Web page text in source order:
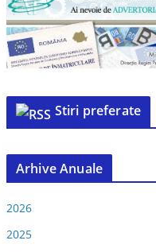
Stiri preferate
Arhive Anuale
2026
2025